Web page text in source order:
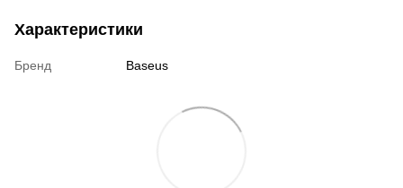
Характеристики
Бренд Baseus